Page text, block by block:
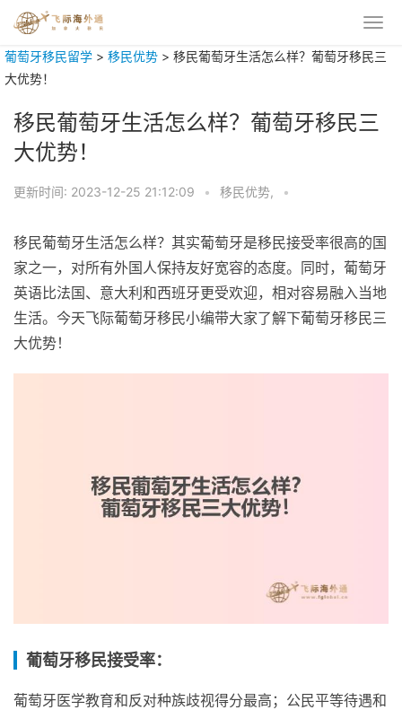
葡萄牙移民留学 > 移民优势 > 移民葡萄牙生活怎么样？葡萄牙移民三
大优势！
移民葡萄牙生活怎么样？葡萄牙移民三
大优势！
更新时间: 2023-12-25 21:12:09 • 移民优势, •
移民葡萄牙生活怎么样？其实葡萄牙是移民接受率很高的国
家之一，对所有外国人保持友好宽容的态度。同时，葡萄牙
英语比法国、意大利和西班牙更受欢迎，相对容易融入当地
生活。今天飞际葡萄牙移民小编带大家了解下葡萄牙移民三
大优势！
葡萄牙移民接受率：
葡萄牙医学教育和反对种族歧视得分最高；公民平等待遇和